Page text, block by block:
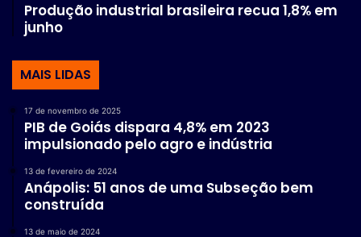
Produção industrial brasileira recua 1,8% em
junho
MAIS LIDAS
17 de novembro de 2025
PIB de Goiás dispara 4,8% em 2023
impulsionado pelo agro e indústria
13 de fevereiro de 2024
Anápolis: 51 anos de uma Subseção bem
construída
13 de maio de 2024